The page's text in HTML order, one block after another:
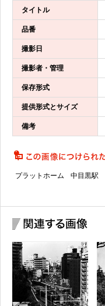
タイトル
品番
撮影日
撮影者・管理
保存形式
提供形式とサイズ
備考
プラットホーム 中目黒駅